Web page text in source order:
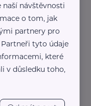
klikněte zde
návštěvnosti
o tom, jak
partnery pro
Partneři tyto údaje
které
v důsledku toho,